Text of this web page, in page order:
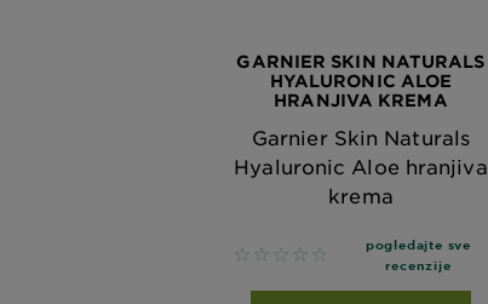
GARNIER SKIN NATURALS
HYALURONIC ALOE
HRANJIVA KREMA
Garnier Skin Naturals
Hyaluronic Aloe hranjiva
krema
No reviews
pogledajte sve
recenzije